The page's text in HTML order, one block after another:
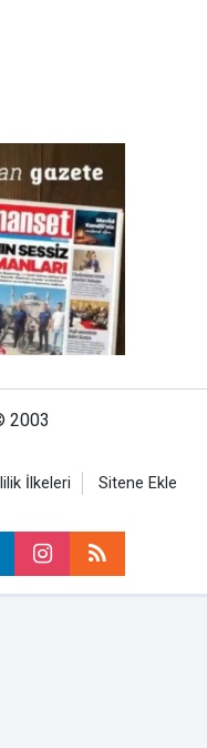
2003
İlkeleri Sitene Ekle